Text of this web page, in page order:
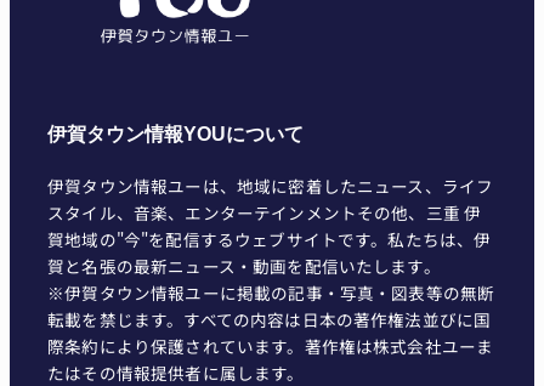
伊賀タウン情報YOUについて
伊賀タウン情報ユーは、地域に密着したニュース、ライフ
スタイル、音楽、エンターテインメントその他、三重 伊
賀地域の"今"を配信するウェブサイトです。私たちは、伊
賀と名張の最新ニュース・動画を配信いたします。
※伊賀タウン情報ユーに掲載の記事・写真・図表等の無断
転載を禁じます。すべての内容は日本の著作権法並びに国
際条約により保護されています。著作権は株式会社ユーま
たはその情報提供者に属します。